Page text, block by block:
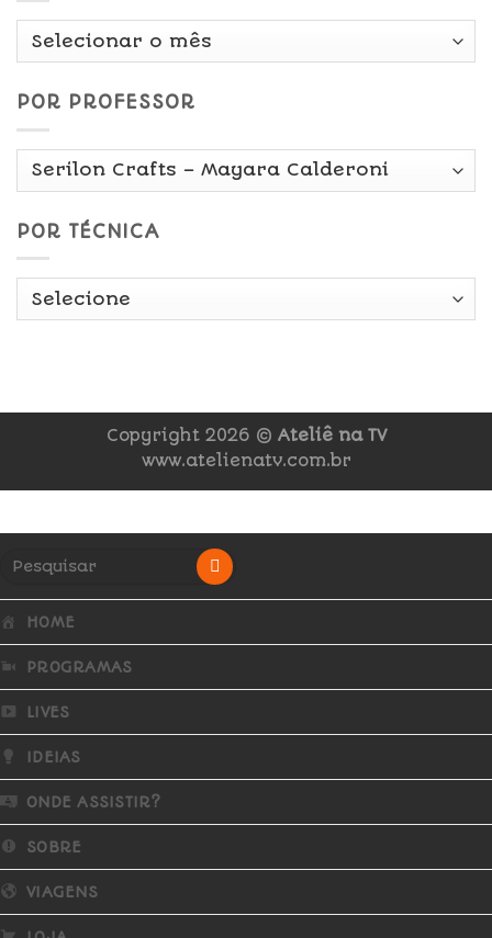
Por
POR PROFESSOR
POR TÉCNICA
Copyright 2026 © Ateliê na TV
www.atelienatv.com.br
HOME
PROGRAMAS
LIVES
IDEIAS
ONDE ASSISTIR?
SOBRE
VIAGENS